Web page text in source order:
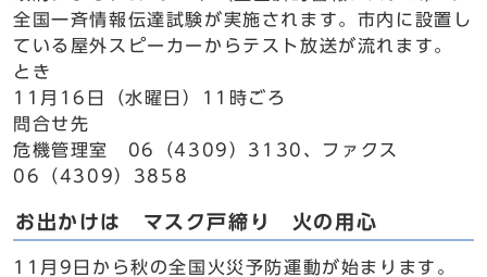
全国一斉情報伝達試験が実施されます。市内に設置し
ている屋外スピーカーからテスト放送が流れます。
とき
11月16日（水曜日）11時ごろ
問合せ先
危機管理室 06（4309）3130、ファクス
06（4309）3858
お出かけは マスク戸締り 火の用心
11月9日から秋の全国火災予防運動が始まります。